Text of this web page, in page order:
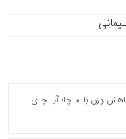
وزن با ماچا؛ آیا چای